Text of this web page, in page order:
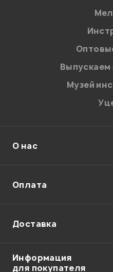
на
персональных данных.
Введите проверочное
Отправить
Выпускаем
Музей
О нас
Оплата
Доставка
Информация
для покупателя